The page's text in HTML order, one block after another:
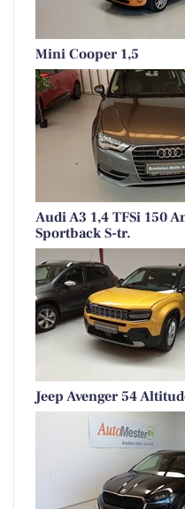
Mini Cooper 1,5
Audi A3 1,4 TFSi 150
Sportback S-tr.
Jeep Avenger 54